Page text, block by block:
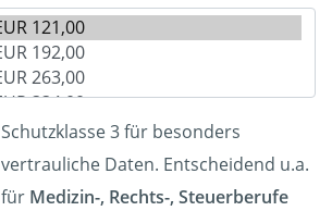
Schutzklasse 3 für besonders
vertrauliche Daten. Entscheidend u.a.
für Medizin-, Rechts-, Steuerberufe